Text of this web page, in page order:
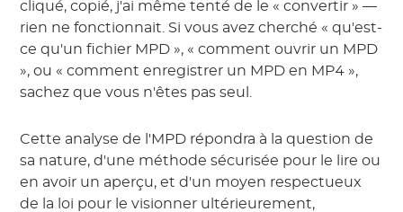
cliqué, copié, j'ai même tenté de le « convertir » —
rien ne fonctionnait. Si vous avez cherché « qu'est-
ce qu'un fichier MPD », « comment ouvrir un MPD
», ou « comment enregistrer un MPD en MP4 »,
sachez que vous n'êtes pas seul.
Cette analyse de l'MPD répondra à la question de
sa nature, d'une méthode sécurisée pour le lire ou
en avoir un aperçu, et d'un moyen respectueux
de la loi pour le visionner ultérieurement,